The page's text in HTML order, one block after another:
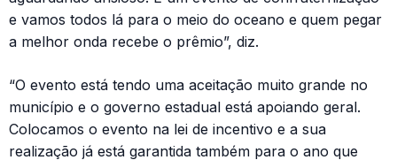
e vamos todos lá para o meio do oceano e quem pegar
a melhor onda recebe o prêmio”, diz.
“O evento está tendo uma aceitação muito grande no
município e o governo estadual está apoiando geral.
Colocamos o evento na lei de incentivo e a sua
realização já está garantida também para o ano que